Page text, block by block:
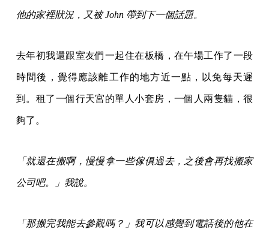
他的家裡狀況，又被 John 帶到下一個話題。
去年初我還跟室友們一起住在板橋，在午場工作了一段
時間後，覺得應該離工作的地方近一點，以免每天遲
到。租了一個行天宮的單人小套房，一個人兩隻貓，很
夠了。
「就還在搬啊，慢慢拿一些傢俱過去，之後會再找搬家
公司吧。」我說。
「那搬完我能去參觀嗎？」我可以感覺到電話後的他在